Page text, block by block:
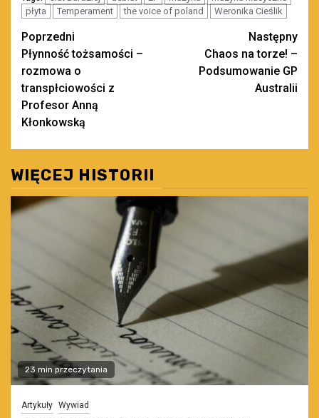
płyta
Temperament the voice of poland Weronika Cieślik
Zobacz
wpisy
Poprzedni
Płynność tożsamości –
rozmowa o
transpłciowości z
Profesor Anną
Kłonkowską
Następny
Chaos na torze! –
Podsumowanie GP
Australii
WIĘCEJ HISTORII
23 min przeczytania
Artykuły Wywiad